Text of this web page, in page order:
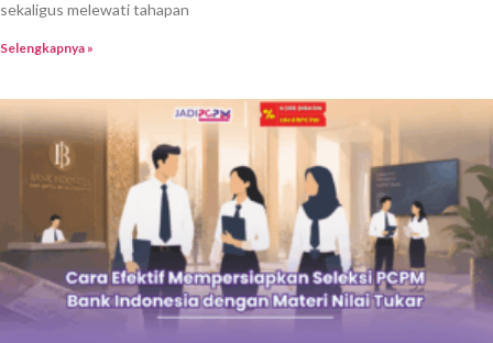
sekaligus melewati tahapan
Selengkapnya »